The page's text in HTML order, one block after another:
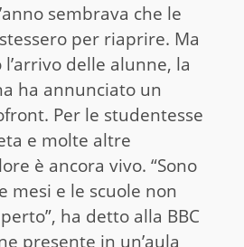
sembrava che le
per riaprire. Ma
l’arrivo delle alunne, la
ha annunciato un
Per le studentesse
e molte altre
è ancora vivo. “Sono
mesi e le scuole non
ha detto alla BBC
presente in un’aula